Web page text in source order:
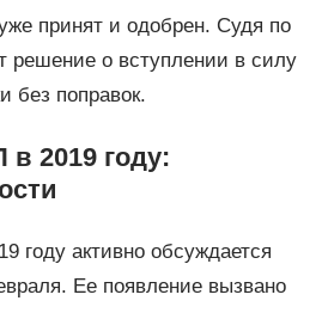
принят и одобрен. Судя по
решение о вступлении в силу
без поправок.
2019 году:
году активно обсуждается
Ее появление вызвано